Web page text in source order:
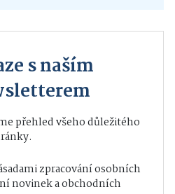
s naším
přehled všeho důležitého
zpracování osobních
novinek a obchodních